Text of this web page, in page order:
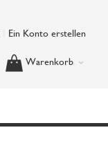
Ein Konto erstellen
Warenkorb